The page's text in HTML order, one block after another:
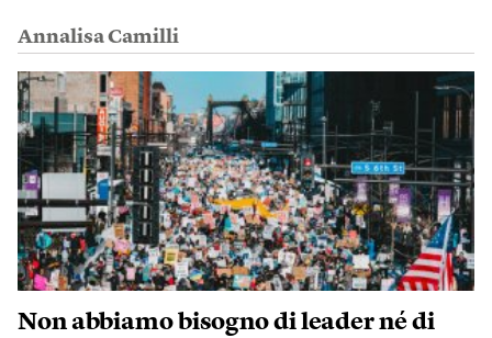
Annalisa Camilli
Non abbiamo bisogno di leader né di